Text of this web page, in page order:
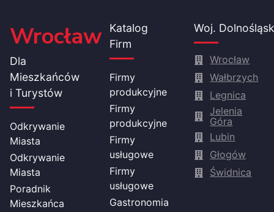
Wrocław
Dla
Mieszkańców
i Turystów
Odkrywanie
Miasta
Odkrywanie
Miasta
Poradnik
Mieszkańca
Katalog
Firm
Firmy
produkcyjne
Firmy
produkcyjne
Firmy
usługowe
Firmy
usługowe
Gastronomia
Woj.
Wrocław
Wałbrzych
Legnica
Jelenia
Góra
Lubin
Głogów
Świdnica